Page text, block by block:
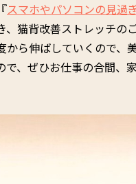
スマホやパソコンの見過
、猫背改善ストレッチの
から伸ばしていくので、
で、ぜひお仕事の合間、